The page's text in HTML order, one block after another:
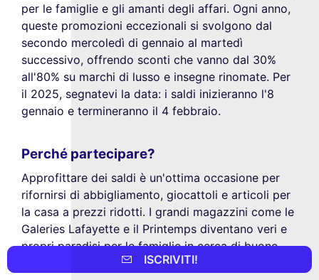
per le famiglie e gli amanti degli affari. Ogni anno,
queste promozioni eccezionali si svolgono dal
secondo mercoledì di gennaio al martedì
successivo, offrendo sconti che vanno dal 30%
all'80% su marchi di lusso e insegne rinomate. Per
il 2025, segnatevi la data: i saldi inizieranno l'8
gennaio e termineranno il 4 febbraio.
Perché partecipare?
Approfittare dei saldi è un'ottima occasione per
rifornirsi di abbigliamento, giocattoli e articoli per
la casa a prezzi ridotti. I grandi magazzini come le
Galeries Lafayette e il Printemps diventano veri e
propri paradisi per le famiglie in cerca di buone
ISCRIVITI!